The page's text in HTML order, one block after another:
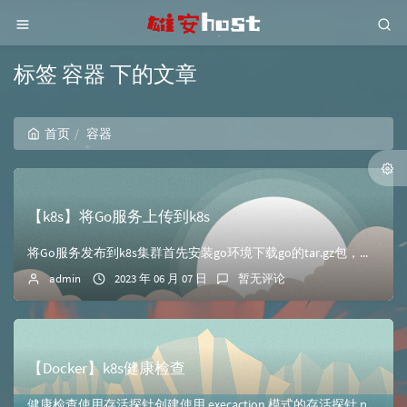
标签 容器 下的文章
首页 容器
【k8s】将Go服务上传到k8s
将Go服务发布到k8s集群首先安装go环境下载go的tar.gz包，可以前往阿里云镜像站go页面下载相应版本地址：https://mirrors.aliy...
admin 2023 年 06 月 07 日 暂无评论
【Docker】k8s健康检查